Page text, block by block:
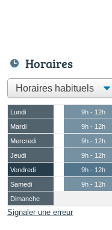
Horaires
Lundi 9h - 12h
Mardi
9h - 12h
Mercredi
9h - 12h
Jeudi
9h - 12h
Vendredi
9h - 12h
Samedi
9h - 12h
Dimanche
Signaler une erreur